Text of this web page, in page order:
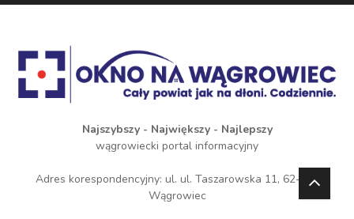
Najszybszy - Największy - Najlepszy
wągrowiecki portal informacyjny
Adres korespondencyjny: ul. ul. Taszarowska 11, 62-100
Wągrowiec